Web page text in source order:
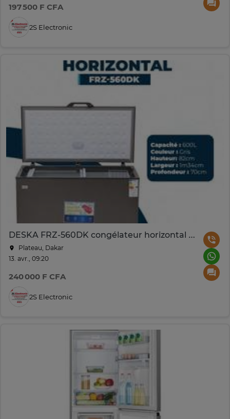
197 500 F CFA
2S Electronic
DESKA FRZ-560DK congélateur horizontal 600L gris
Plateau, Dakar
13. avr., 09:20
240 000 F CFA
2S Electronic